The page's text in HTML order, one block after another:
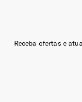
Receba ofertas e